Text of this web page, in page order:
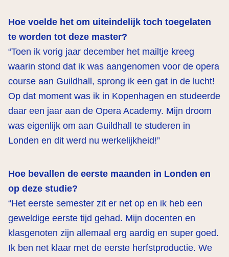
Hoe voelde het om uiteindelijk toch toegelaten
te worden tot deze master?
“Toen ik vorig jaar december het mailtje kreeg
waarin stond dat ik was aangenomen voor de opera
course aan Guildhall, sprong ik een gat in de lucht!
Op dat moment was ik in Kopenhagen en studeerde
daar een jaar aan de Opera Academy. Mijn droom
was eigenlijk om aan Guildhall te studeren in
Londen en dit werd nu werkelijkheid!”
Hoe bevallen de eerste maanden in Londen en
op deze studie?
“Het eerste semester zit er net op en ik heb een
geweldige eerste tijd gehad. Mijn docenten en
klasgenoten zijn allemaal erg aardig en super goed.
Ik ben net klaar met de eerste herfstproductie. We